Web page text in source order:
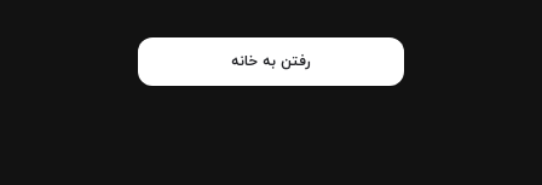
رفتن به خانه